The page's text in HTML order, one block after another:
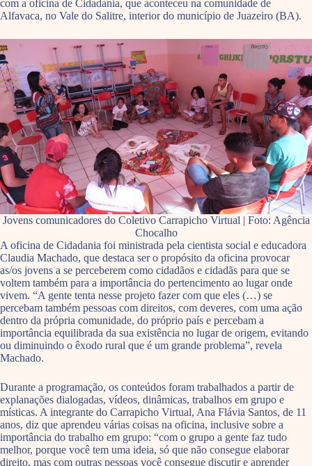
com a oficina de Cidadania, que aconteceu na comunidade de
Alfavaca, no Vale do Salitre, interior do município de Juazeiro (BA).
Jovens comunicadores do Coletivo Carrapicho Virtual | Foto: Agência
Chocalho
A oficina de Cidadania foi ministrada pela cientista social e educadora
Claudia Machado, que destaca ser o propósito da oficina provocar
as/os jovens a se perceberem como cidadãos e cidadãs para que se
voltem também para a importância do pertencimento ao lugar onde
vivem. “A gente tenta nesse projeto fazer com que eles (…) se
percebam também pessoas com direitos, com deveres, com uma ação
dentro da própria comunidade, do próprio país e percebam a
importância equilibrada da sua existência no lugar de origem, evitando
ou diminuindo o êxodo rural que é um grande problema”, revela
Machado.
Durante a programação, os conteúdos foram trabalhados a partir de
explanações dialogadas, vídeos, dinâmicas, trabalhos em grupo e
místicas. A integrante do Carrapicho Virtual, Ana Flávia Santos, de 11
anos, diz que aprendeu várias coisas na oficina, inclusive sobre a
importância do trabalho em grupo: “com o grupo a gente faz tudo
melhor, porque você tem uma ideia, só que não consegue elaborar
direito, mas com outras pessoas você consegue discutir e aprender